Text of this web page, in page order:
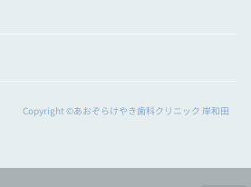
Copyright ©あおぞらけやき歯科クリニック 岸和田